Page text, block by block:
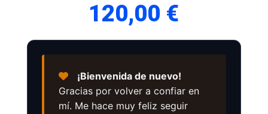
120,00 €
¡Bienvenida de nuevo!
Gracias por volver a confiar en
mí. Me hace muy feliz seguir